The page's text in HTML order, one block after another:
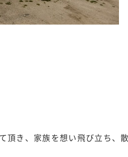
頂き、家族を想い飛び立ち、